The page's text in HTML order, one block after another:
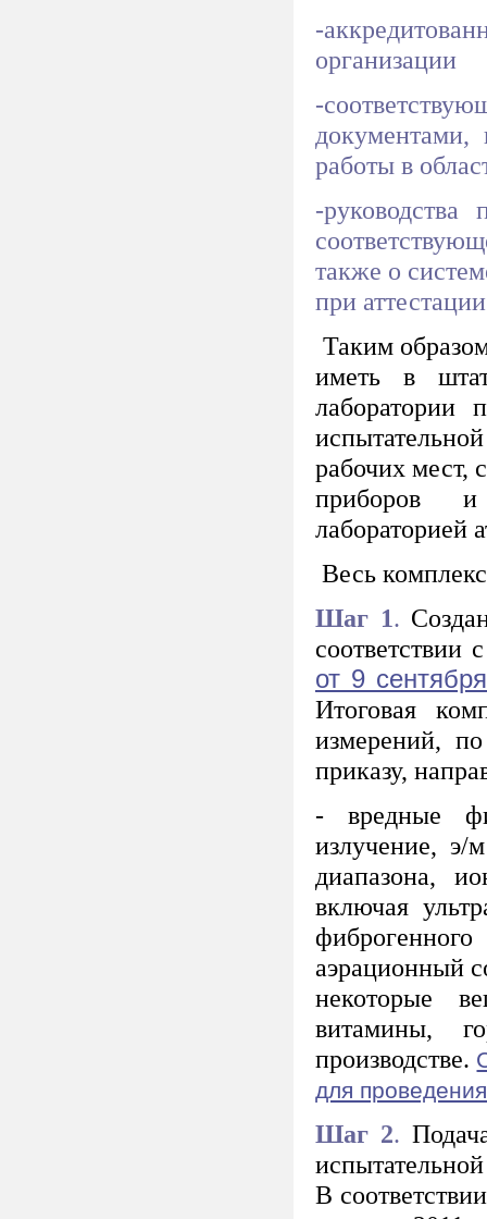
-
организации
-
работы в
-
также о
при
Таким
иметь в
лаборатории
рабочих мест,
приборов и
лабораторией
Весь
Шаг 1.
соответствии
от 9
Итоговая
измерений,
приказу,
- вредные
излучение, э/
диапазона,
включая
аэрационный
некоторые
витамины,
производстве.
для
Шаг 2.
В